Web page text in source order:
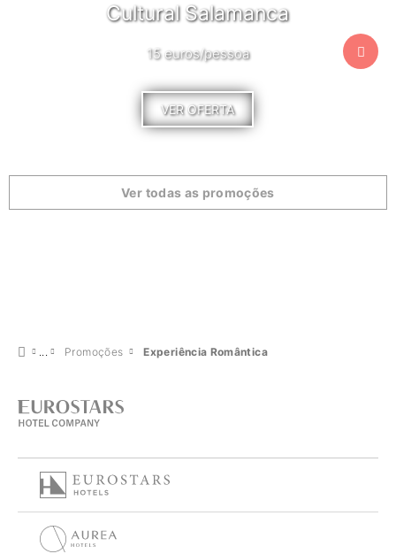
Cultural Salamanca
15 euros/pessoa
VER OFERTA
Ver todas as promoções
Promoções Experiência Romântica